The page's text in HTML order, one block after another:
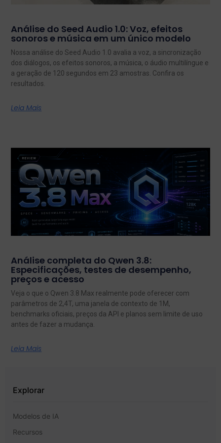
Análise do Seed Audio 1.0: Voz, efeitos
sonoros e música em um único modelo
Nossa análise do Seed Audio 1.0 avalia a voz, a sincronização
dos diálogos, os efeitos sonoros, a música, o áudio multilíngue e
a geração de 120 segundos em 23 amostras. Confira os
resultados.
Leia Mais
Análise completa do Qwen 3.8:
Especificações, testes de desempenho,
preços e acesso
Veja o que o Qwen 3.8 Max realmente pode oferecer com
parâmetros de 2,4T, uma janela de contexto de 1M,
benchmarks oficiais, preços da API e planos sem limite de uso
antes de fazer a mudança.
Leia Mais
Explorar
Modelos de IA
Recursos